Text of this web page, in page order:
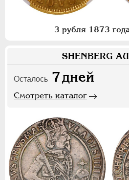
3 рубля 1873
SHENBERG
Осталось 7дней
Смотреть каталог